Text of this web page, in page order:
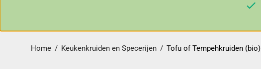
Home / Keukenkruiden en Specerijen / Tofu of Tempehkruiden (bio)